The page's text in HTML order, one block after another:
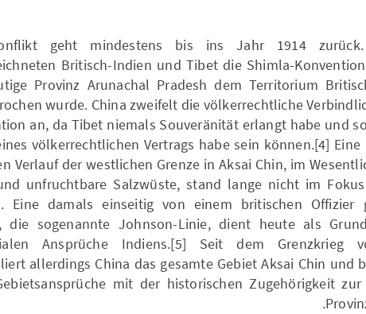
geht mindestens bis ins Jahr 1914 zurück.
Britisch-Indien und Tibet die Shimla-
Provinz Arunachal Pradesh dem Territorium
wurde. China zweifelt die völkerrechtliche
an, da Tibet niemals Souveränität erlangt habe und
völkerrechtlichen Vertrags habe sein können.[4] Eine
Verlauf der westlichen Grenze in Aksai Chin, im
unfruchtbare Salzwüste, stand lange nicht im
Eine damals einseitig von einem britischen Offizier
die sogenannte Johnson-Linie, dient heute als
Ansprüche Indiens.[5] Seit dem Grenzkrieg
allerdings China das gesamte Gebiet Aksai Chin und
mit der historischen Zugehörigkeit zur